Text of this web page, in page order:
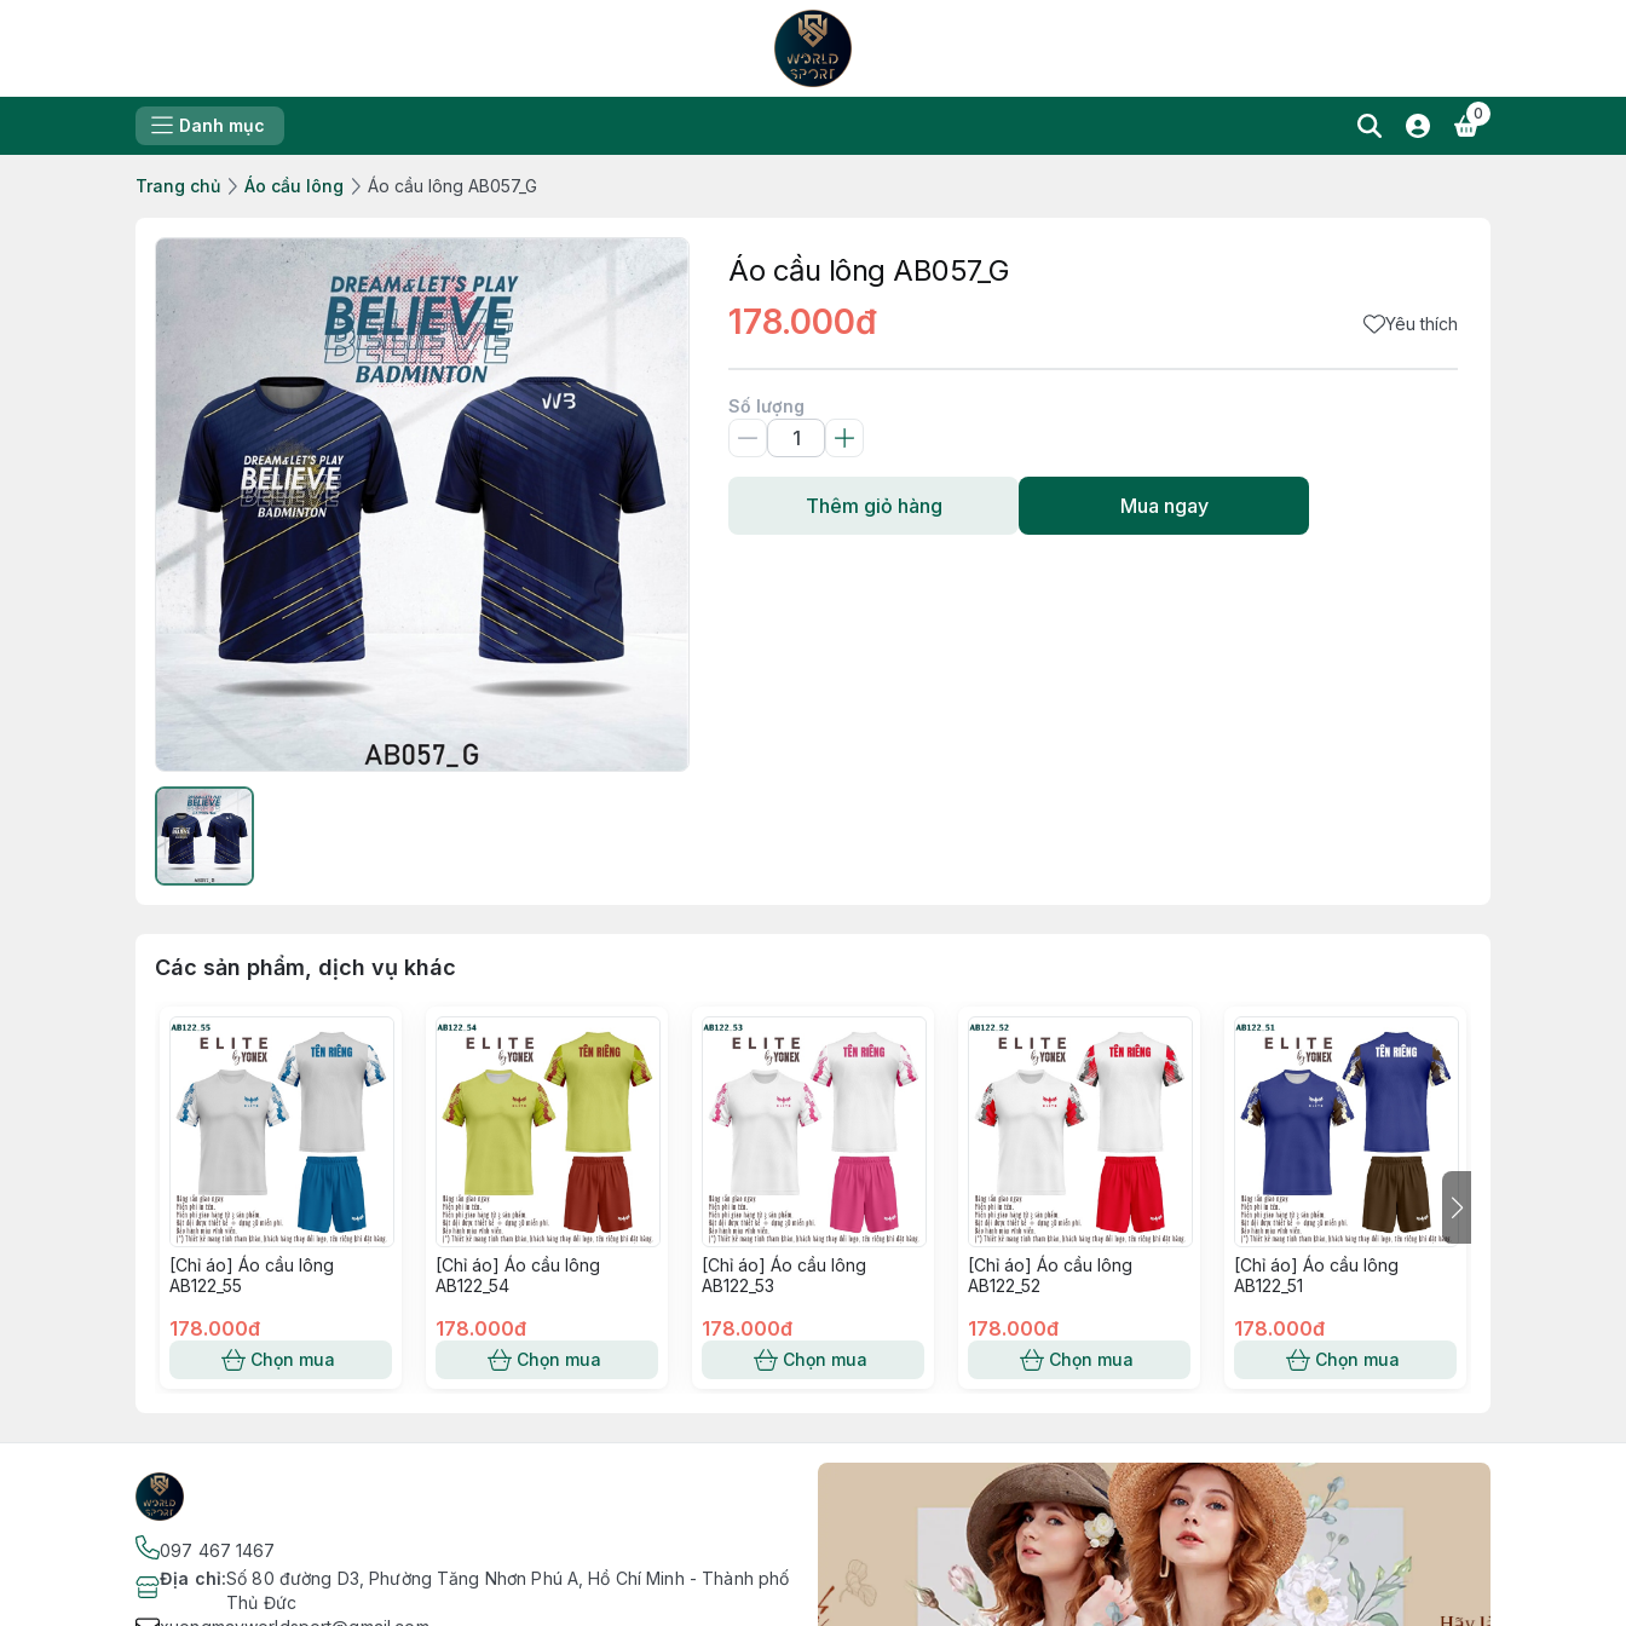
Danh mục
0
Trang chủ Áo cầu lông Áo cầu lông AB057_G
Áo cầu lông AB057_G
178.000đ Yêu thích
Số lượng
Thêm giỏ hàng Mua ngay
Các sản phẩm, dịch vụ khác
[Chỉ áo] Áo cầu lông
AB122_55
178.000đ
Chọn mua
[Chỉ áo] Áo cầu lông
AB122_54
178.000đ
Chọn mua
[Chỉ áo] Áo cầu lông
AB122_53
178.000đ
Chọn mua
[Chỉ áo] Áo cầu lông
AB122_52
178.000đ
Chọn mua
[Chỉ áo] Áo cầu lông
AB122_51
178.000đ
Chọn mua
097 467 1467
Địa chỉ:Số 80 đường D3, Phường Tăng Nhơn Phú A, Hồ Chí Minh - Thành phố
Thủ Đức